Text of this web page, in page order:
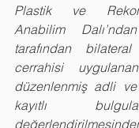
Plastik ve
Anabilim
tarafından
cerrahisi
düzenlenmiş adli
kayıtlı